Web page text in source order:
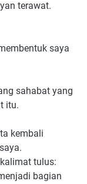
terawat.
saya
sahabat yang
itu.
kembali
tulus:
bagian